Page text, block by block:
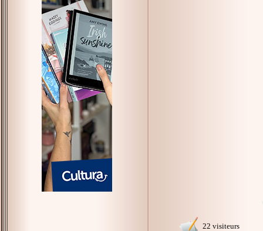
22 visiteurs